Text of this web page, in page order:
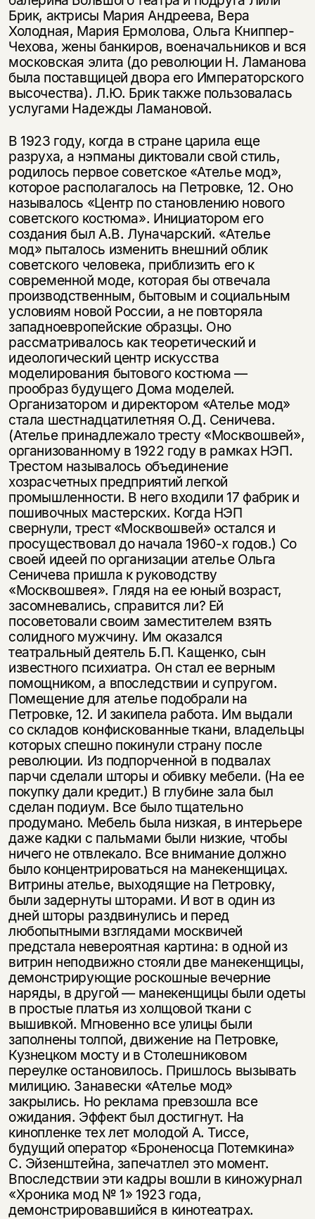
Брик, актрисы Мария Андреева, Вера
Холодная, Мария Ермолова, Ольга Книппер-
Чехова, жены банкиров, военачальников и вся
московская элита (до революции Н. Ламанова
была поставщицей двора его Императорского
высочества). Л.Ю. Брик также пользовалась
услугами Надежды Ламановой.
В 1923 году, когда в стране царила еще
разруха, а нэпманы диктовали свой стиль,
родилось первое советское «Ателье мод»,
которое располагалось на Петровке, 12. Оно
называлось «Центр по становлению нового
советского костюма». Инициатором его
создания был А.В. Луначарский. «Ателье
мод» пыталось изменить внешний облик
советского человека, приблизить его к
современной моде, которая бы отвечала
производственным, бытовым и социальным
условиям новой России, а не повторяла
западноевропейские образцы. Оно
рассматривалось как теоретический и
идеологический центр искусства
моделирования бытового костюма —
прообраз будущего Дома моделей.
Организатором и директором «Ателье мод»
стала шестнадцатилетняя О.Д. Сеничева.
(Ателье принадлежало тресту «Москвошвей»,
организованному в 1922 году в рамках НЭП.
Трестом называлось объединение
хозрасчетных предприятий легкой
промышленности. В него входили 17 фабрик и
пошивочных мастерских. Когда НЭП
свернули, трест «Москвошвей» остался и
просуществовал до начала 1960-х годов.) Со
своей идеей по организации ателье Ольга
Сеничева пришла к руководству
«Москвошвея». Глядя на ее юный возраст,
засомневались, справится ли? Ей
посоветовали своим заместителем взять
солидного мужчину. Им оказался
театральный деятель Б.П. Кащенко, сын
известного психиатра. Он стал ее верным
помощником, а впоследствии и супругом.
Помещение для ателье подобрали на
Петровке, 12. И закипела работа. Им выдали
со складов конфискованные ткани, владельцы
которых спешно покинули страну после
революции. Из подпорченной в подвалах
парчи сделали шторы и обивку мебели. (На ее
покупку дали кредит.) В глубине зала был
сделан подиум. Все было тщательно
продумано. Мебель была низкая, в интерьере
даже кадки с пальмами были низкие, чтобы
ничего не отвлекало. Все внимание должно
было концентрироваться на манекенщицах.
Витрины ателье, выходящие на Петровку,
были задернуты шторами. И вот в один из
дней шторы раздвинулись и перед
любопытными взглядами москвичей
предстала невероятная картина: в одной из
витрин неподвижно стояли две манекенщицы,
демонстрирующие роскошные вечерние
наряды, в другой — манекенщицы были одеты
в простые платья из холщовой ткани с
вышивкой. Мгновенно все улицы были
заполнены толпой, движение на Петровке,
Кузнецком мосту и в Столешниковом
переулке остановилось. Пришлось вызывать
милицию. Занавески «Ателье мод»
закрылись. Но реклама превзошла все
ожидания. Эффект был достигнут. На
кинопленке тех лет молодой А. Тиссе,
будущий оператор «Броненосца Потемкина»
С. Эйзенштейна, запечатлел это момент.
Впоследствии эти кадры вошли в киножурнал
«Хроника мод № 1» 1923 года,
демонстрировавшийся в кинотеатрах.